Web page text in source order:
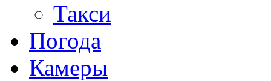
Такси
Погода
Камеры